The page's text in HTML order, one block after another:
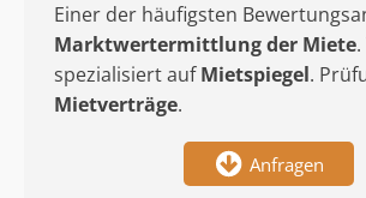
Einer der häufigsten
Marktwertermittlungder Miete
spezialisiert aufMietspiegel.
Mietverträge.
Anfragen